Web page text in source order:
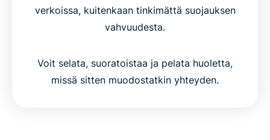
verkoissa, kuitenkaan tinkimättä suojauksen
vahvuudesta.
Voit selata, suoratoistaa ja pelata huoletta,
missä sitten muodostatkin yhteyden.